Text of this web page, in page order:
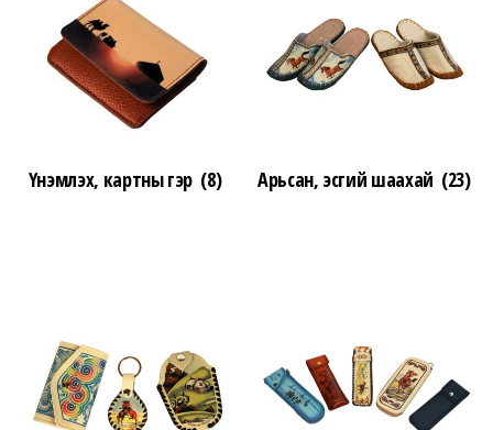
Үнэмлэх, картны гэр (8) Арьсан, эсгий шаахай (23)